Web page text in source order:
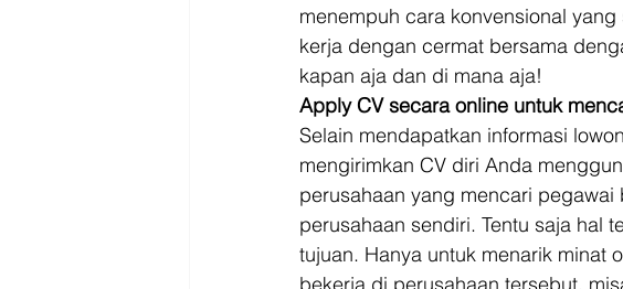
menempuh cara konvensional
kerja dengan cermat bersama
kapan aja dan di mana aja!
Apply CV secara online untuk
Selain mendapatkan informasi
mengirimkan CV diri Anda
perusahaan yang mencari
perusahaan sendiri. Tentu saja hal
tujuan. Hanya untuk menarik minat